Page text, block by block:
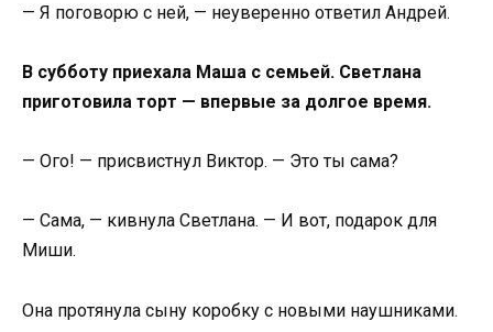
— Я поговорю с ней, — неуверенно ответил Андрей.
В субботу приехала Маша с семьей. Светлана
приготовила торт — впервые за долгое время.
— Ого! — присвистнул Виктор. — Это ты сама?
— Сама, — кивнула Светлана. — И вот, подарок для
Миши.
Она протянула сыну коробку с новыми наушниками.